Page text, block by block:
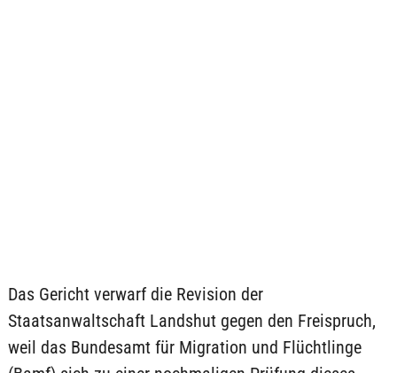
Das Gericht verwarf die Revision der
Staatsanwaltschaft Landshut gegen den Freispruch,
weil das Bundesamt für Migration und Flüchtlinge